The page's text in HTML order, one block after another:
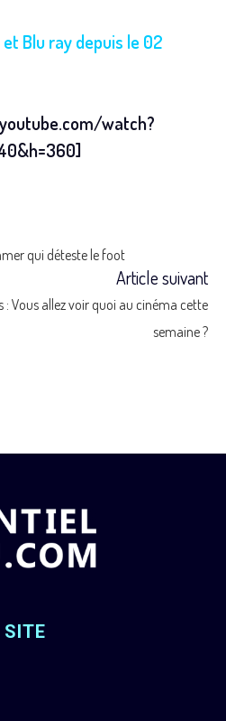
Blu ray depuis le 02
watch?
qui déteste le foot
Article suivant
Vous allez voir quoi au cinéma cette
semaine ?